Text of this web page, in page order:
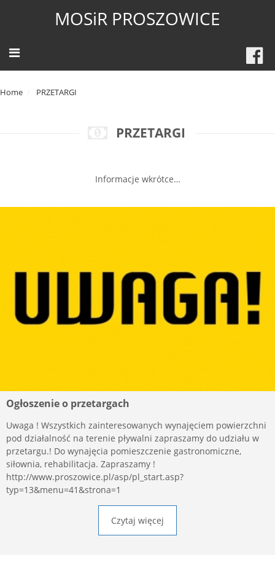
MOSiR PROSZOWICE
Home PRZETARGI
PRZETARGI
Informacje wkrótce…
Ogłoszenie o przetargach
Uwaga ! Wszystkich zainteresowanych wynajęciem powierzchni
pod działalność na terenie pływalni zapraszamy do udziału w
przetargu.! Do wynajęcia pomieszczenie gastronomiczne,
siłownia, rehabilitacja. Zapraszamy !
http://www.proszowice.pl/asp/pl_start.asp?
typ=13&menu=41&strona=1
Czytaj więcej